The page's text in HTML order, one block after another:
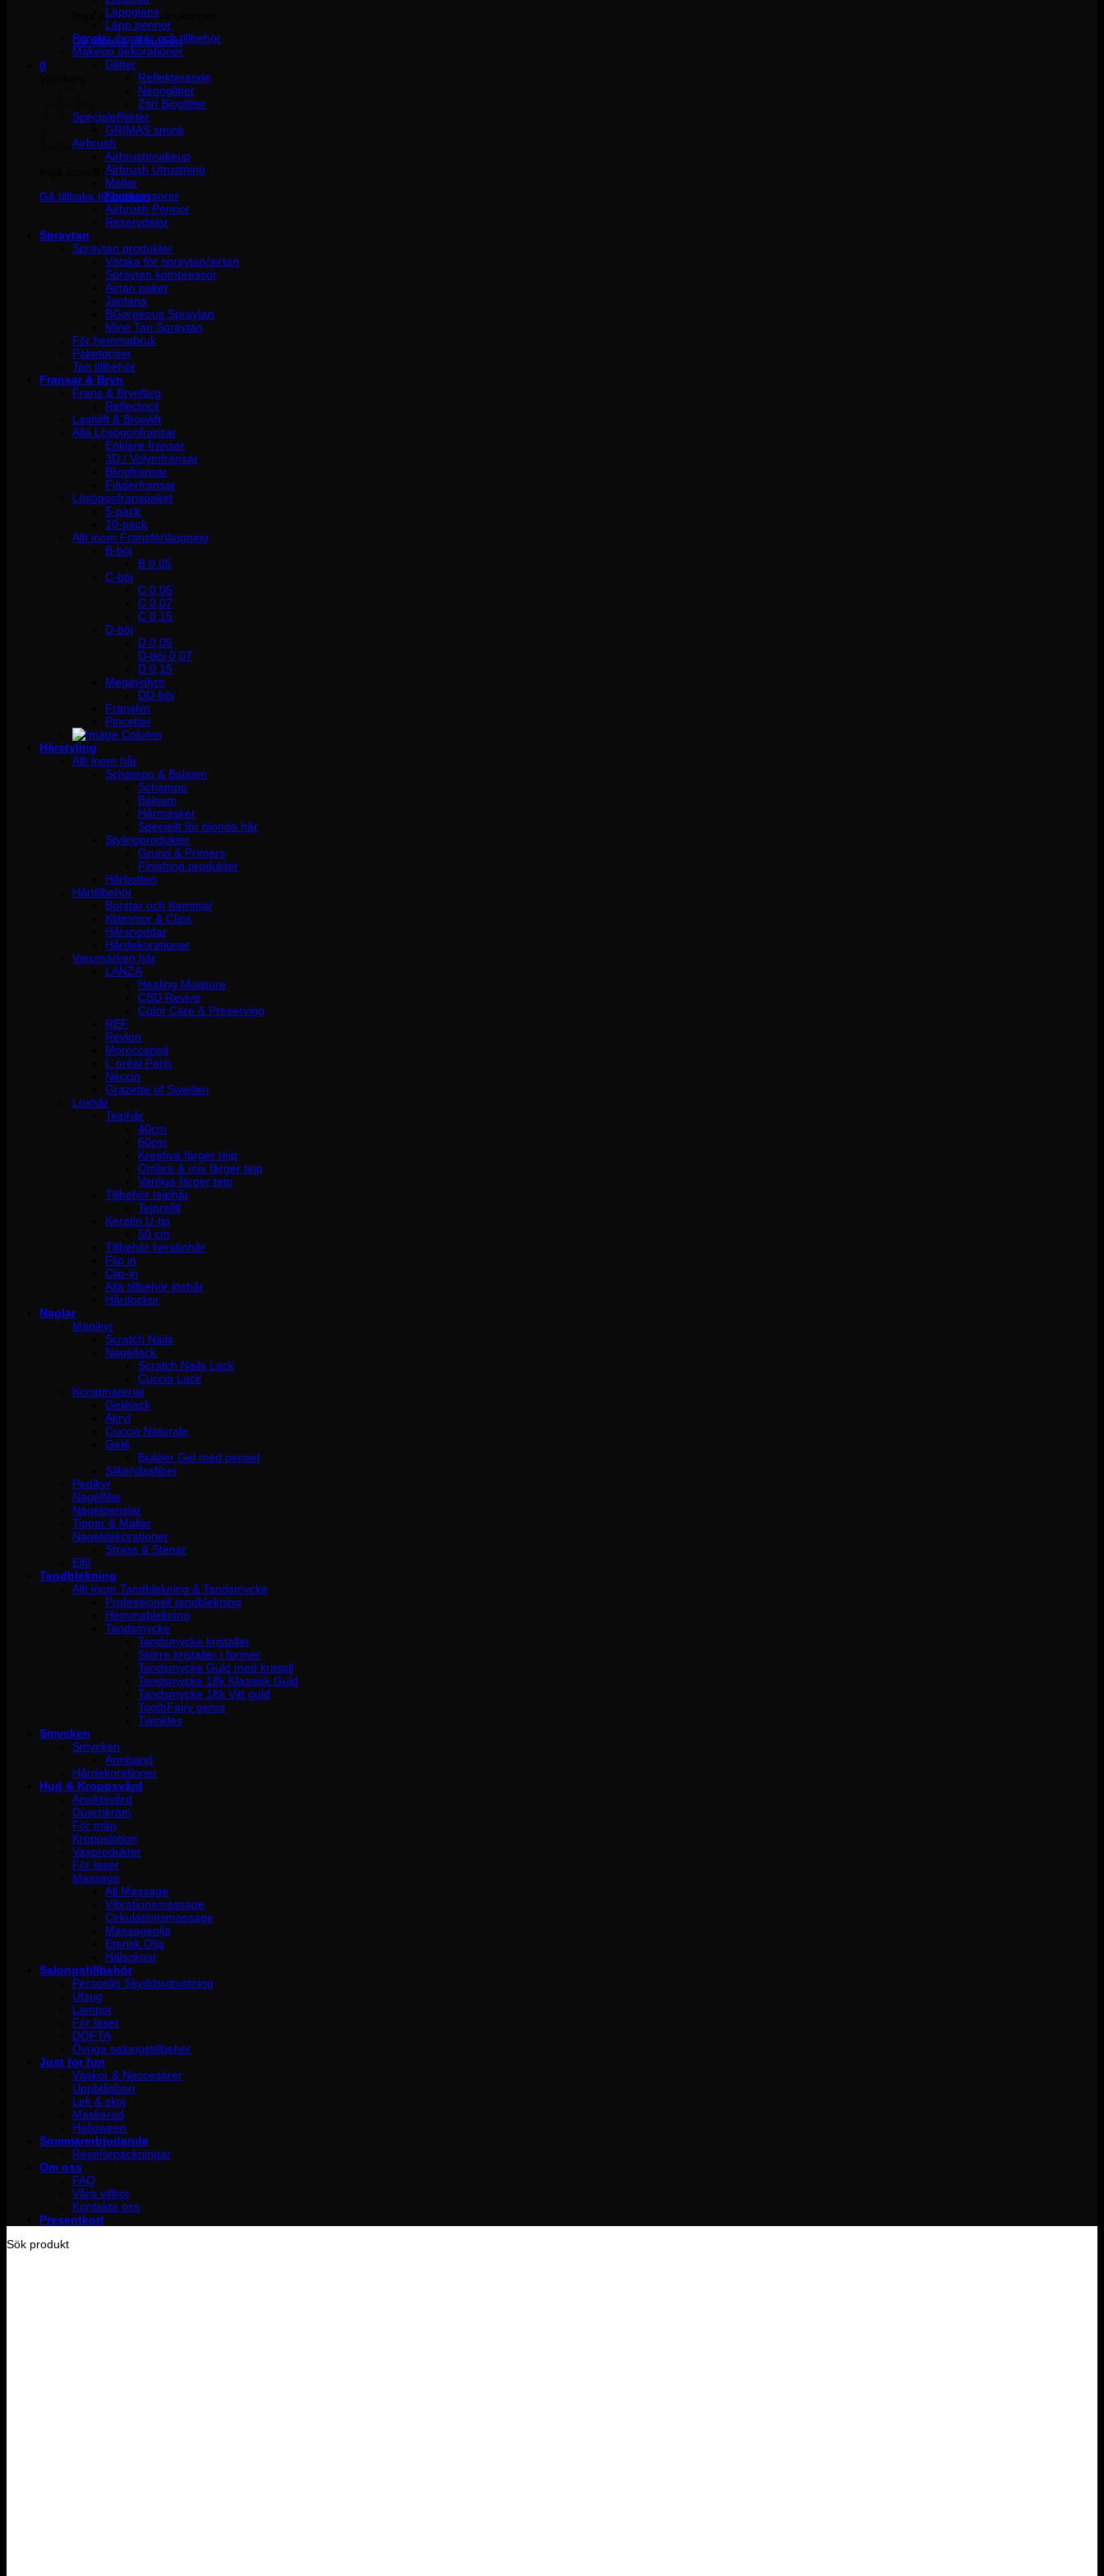
Inga produkter i varukorgen.
Gå tillbaka till butiken
0
Inga produkter i varukorgen.
Gå tillbaka till butiken
Läppglans
Läpp pennor
Penslar, borstar och tillbehör
Makeup dekorationer
Glitter
Reflekterande
Neonglitter
Ztirl Bioglitter
Specialeffekter
GRIMAS smink
Airbrush
Airbrushmakeup
Airbrush Utrustning
Mallar
Kompressorer
Airbrush Pennor
Reservdelar
Spraytan
Spraytan produkter
Vätska för spraytan/airtan
Spraytan kompressor
Airtan paket
Jantana
BGorgeous Spraytan
Mine Tan Spraytan
För hemmabruk
Paketpriser
Tan tillbehör
Fransar & Bryn
Frans & Brynfärg
Reflectocil
Lashlift & Browlift
Alla Lösögonfransar
Enklare fransar
3D / Volymfransar
Blingfransar
Fjäderfransar
Lösögonfranspaket
5-pack
10-pack
Allt inom Fransförlängning
B-böj
B 0.05
C-böj
C 0,05
C 0,07
C 0,15
D-böj
D 0,05
D-böj 0,07
D 0,15
Megavolym
DD-böj
Franslim
Pincetter
Hårstyling
Allt inom hår
Schampo & Balsam
Schampo
Balsam
Hårmasker
Speciellt för blonda hår
Stylingprodukter
Grund & Primers
Finishing produkter
Hårbotten
Hårtillbehör
Borstar och Kammar
Klämmor & Clips
Hårsnoddar
Hårdekorationer
Varumärken hår
LANZA
Healing Moisture
CBD Revive
Color Care & Preserving
REF
Revlon
Moroccanoil
L´oréal Paris
Neccin
Grazette of Sweden
Löshår
Tejphår
40cm
60cm
Kreativa färger tejp
Ombre & mix färger tejp
Vanliga färger tejp
Tillbehör tejphår
Tejprefill
Keratin U-tip
50 cm
Tillbehör keratinhår
Flip in
Clip-in
Alla tillbehör löshår
Hårdockor
Naglar
Manikyr
Scratch Nails
Nagellack
Scratch Nails Lack
Cuccio Lack
Konstmaterial
Gelélack
Akryl
Cuccio Naturale
Gelé
Builder Gel med pensel
Silke/glasfiber
Pedikyr
Nagelfilar
Nagelpenslar
Tippar & Mallar
Nageldekorationer
Strass & Stenar
Elfil
Tandblekning
Allt inom Tandblekning & Tandsmycke
Professionell tandblekning
Hemmablekning
Tandsmycke
Tandsmycke kristaller
Större kristaller i former
Tandsmycke Guld med kristall
Tandsmycke 18k Klassisk Guld
Tandsmycke 18k Vitt guld
ToothFairy gems
Twinkles
Smycken
Smycken
Armband
Hårdekorationer
Hud & Kroppsvård
Ansiktsvård
Duschkräm
För män
Kroppslotion
Vaxprodukter
För laser
Massage
All Massage
Vibrationsmassage
Cirkulationsmassage
Massageolja
Eterisk Olja
Hälsokost
Salongstillbehör
Personlig Skyddsutrustning
Utsug
Lampor
För laser
DOFTA
Övriga salongstillbehör
Just for fun
Väskor & Neccesärer
Uppblåsbart
Lek & skoj
Maskerad
Halloween
Sommarerbjudande
Reseförpackningar
Om oss
FAQ
Våra villkor
Kontakta oss
Presentkort
Sök produkt